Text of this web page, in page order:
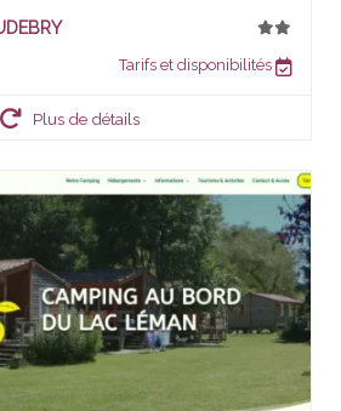
Tarifs et disponibilités
Plus de détails